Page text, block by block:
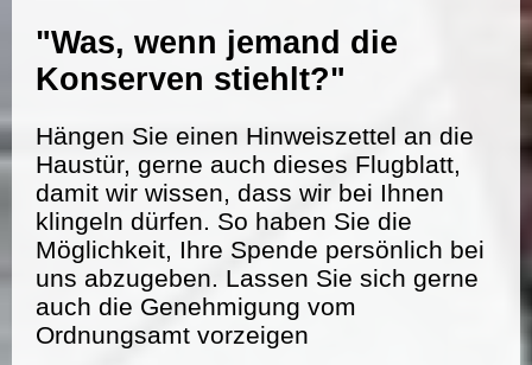
"Was, wenn jemand die
Konserven stiehlt?"
Hängen Sie einen Hinweiszettel an die
Haustür, gerne auch dieses Flugblatt,
damit wir wissen, dass wir bei Ihnen
klingeln dürfen. So haben Sie die
Möglichkeit, Ihre Spende persönlich bei
uns abzugeben. Lassen Sie sich gerne
auch die Genehmigung vom
Ordnungsamt vorzeigen